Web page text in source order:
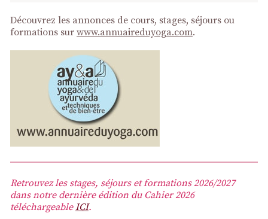
Découvrez les annonces de cours, stages, séjours ou
formations sur www.annuaireduyoga.com.
Retrouvez les stages, séjours et formations 2026/2027
dans notre dernière édition du Cahier 2026
téléchargeableICI.